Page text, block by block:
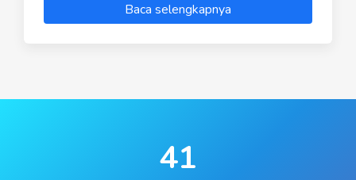
Baca selengkapnya
41